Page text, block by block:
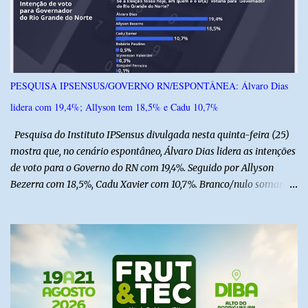
o
PESQUISA IPSENSUS/GOVERNO RN/ESPONTÂNEA: Álvaro Dias
lidera com 19,4%; Allyson tem 18,5% e Cadu 10,7%
Pesquisa do Instituto IPSensus divulgada nesta quinta-feira (25)
mostra que, no cenário espontâneo, Álvaro Dias lidera as intenções
de voto para o Governo do RN com 19,4%. Seguido por Allyson
Bezerra com 18,5%, Cadu Xavier com 10,7%. Branco/nulo somaram
do Norte entre os dias 18 e 22 de junho de 2026. O levantamento
possui margem de erro de 2,5 pontos percentuais e nível de
confiança de 95%. Registro no TSE: RN-09520/2026